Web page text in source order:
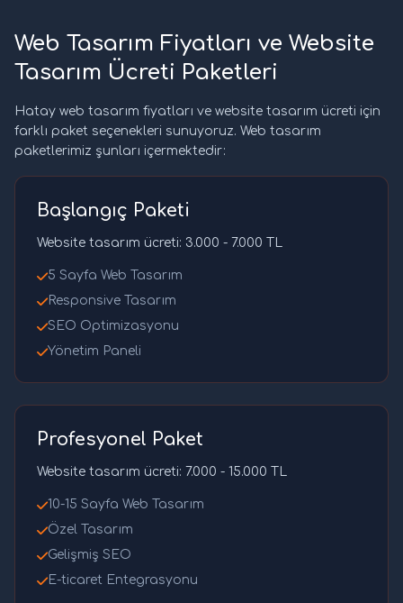
Web Tasarım Fiyatları ve Website
Tasarım Ücreti Paketleri
Hatay web tasarım fiyatları ve website tasarım ücreti için
farklı paket seçenekleri sunuyoruz. Web tasarım
paketlerimiz şunları içermektedir:
Başlangıç Paketi
Website tasarım ücreti: 3.000 - 7.000 TL
5 Sayfa Web Tasarım
Responsive Tasarım
SEO Optimizasyonu
Yönetim Paneli
Profesyonel Paket
Website tasarım ücreti: 7.000 - 15.000 TL
10-15 Sayfa Web Tasarım
Özel Tasarım
Gelişmiş SEO
E-ticaret Entegrasyonu